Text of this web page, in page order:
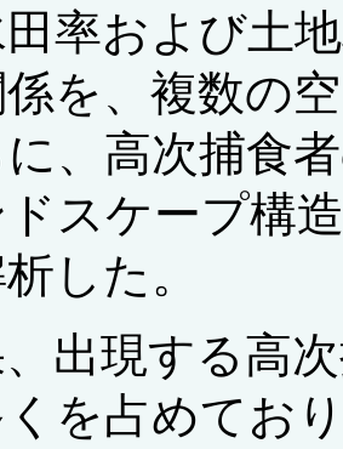
率および土
を、複数の
に、高次捕食
スケープ構
した。
出現する高
を占めてお